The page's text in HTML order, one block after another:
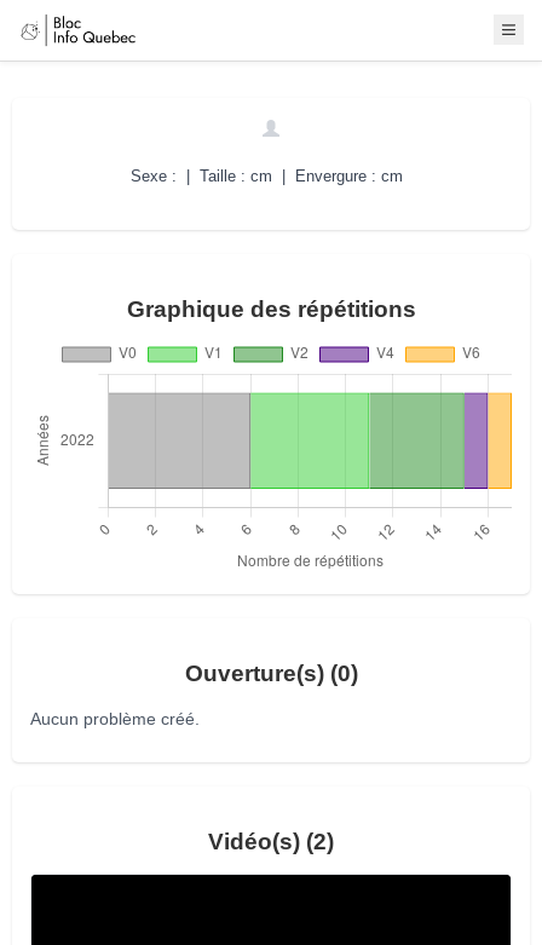
Sexe : | Taille : cm | Envergure : cm
Graphique des répétitions
Ouverture(s) (0)
Aucun problème créé.
Vidéo(s) (2)